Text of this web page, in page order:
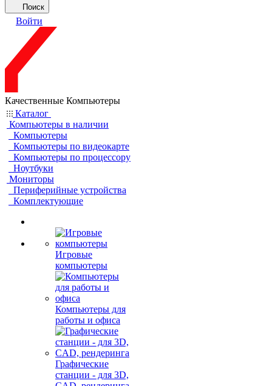
Поиск
Войти
Качественные Компьютеры
Каталог
Компьютеры в наличии
Компьютеры
Компьютеры по видеокарте
Компьютеры по процессору
Ноутбуки
Мониторы
Периферийные устройства
Комплектующие
Игровые
компьютеры
Компьютеры для
работы и офиса
Графические
станции - для 3D,